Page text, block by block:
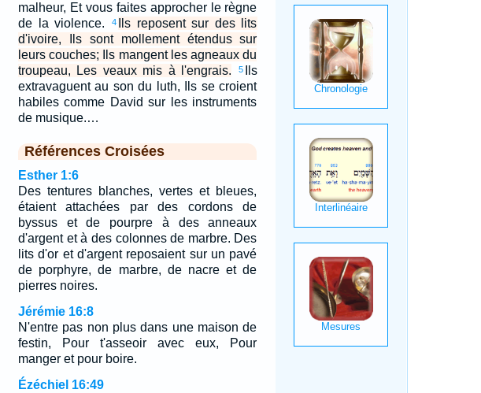
malheur, Et vous faites approcher le règne
de la violence.
4
Ils reposent sur des lits
d'ivoire, Ils sont mollement étendus sur
leurs couches; Ils mangent les agneaux du
troupeau, Les veaux mis à l'engrais.
5
Ils
extravaguent au son du luth, Ils se croient
habiles comme David sur les instruments
de musique.…
Références Croisées
Esther 1:6
Des tentures blanches, vertes et bleues,
étaient attachées par des cordons de
byssus et de pourpre à des anneaux
d'argent et à des colonnes de marbre. Des
lits d'or et d'argent reposaient sur un pavé
de porphyre, de marbre, de nacre et de
pierres noires.
Jérémie 16:8
N'entre pas non plus dans une maison de
festin, Pour t'asseoir avec eux, Pour
manger et pour boire.
Ézéchiel 16:49